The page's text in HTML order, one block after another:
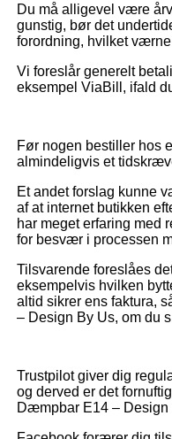
Du må alligevel være
gunstig, bør det
forordning, hvilket
Vi foreslår generelt
eksempel ViaBill, ifald
Før nogen bestiller hos
almindeligvis et
Et andet forslag kunne
af at internet butikken
har meget erfaring med
for besvær i processen
Tilsvarende foreslåes
eksempelvis hvilken
altid sikrer ens faktura,
– Design By Us, om du
Trustpilot giver dig
og derved er det
Dæmpbar E14 –